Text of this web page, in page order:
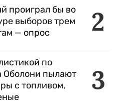
2
проиграл бы во
выборов трем
— опрос
3
по
Оболони пылают
с топливом,